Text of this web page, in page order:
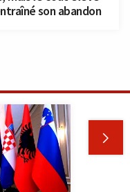
son abandon
